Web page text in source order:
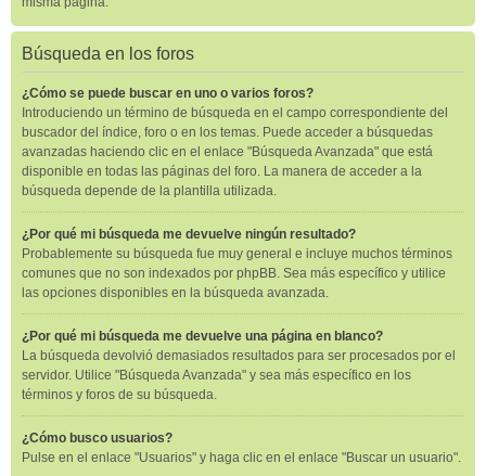
Búsqueda en los foros
¿Cómo se puede buscar en uno o varios foros?
Introduciendo un término de búsqueda en el campo correspondiente del
buscador del índice, foro o en los temas. Puede acceder a búsquedas
avanzadas haciendo clic en el enlace "Búsqueda Avanzada" que está
disponible en todas las páginas del foro. La manera de acceder a la
búsqueda depende de la plantilla utilizada.
¿Por qué mi búsqueda me devuelve ningún resultado?
Probablemente su búsqueda fue muy general e incluye muchos términos
comunes que no son indexados por phpBB. Sea más específico y utilice
las opciones disponibles en la búsqueda avanzada.
¿Por qué mi búsqueda me devuelve una página en blanco?
La búsqueda devolvió demasiados resultados para ser procesados por el
servidor. Utilice "Búsqueda Avanzada" y sea más específico en los
términos y foros de su búsqueda.
¿Cómo busco usuarios?
Pulse en el enlace "Usuarios" y haga clic en el enlace "Buscar un usuario".